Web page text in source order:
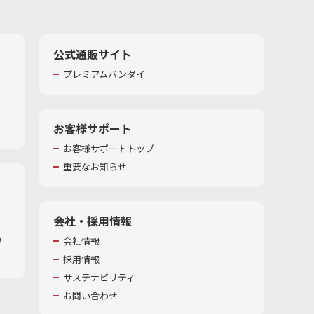
公式通販サイト
プレミアムバンダイ
お客様サポート
お客様サポートトップ
重要なお知らせ
会社・採用情報
会社情報
採用情報
サステナビリティ
お問い合わせ